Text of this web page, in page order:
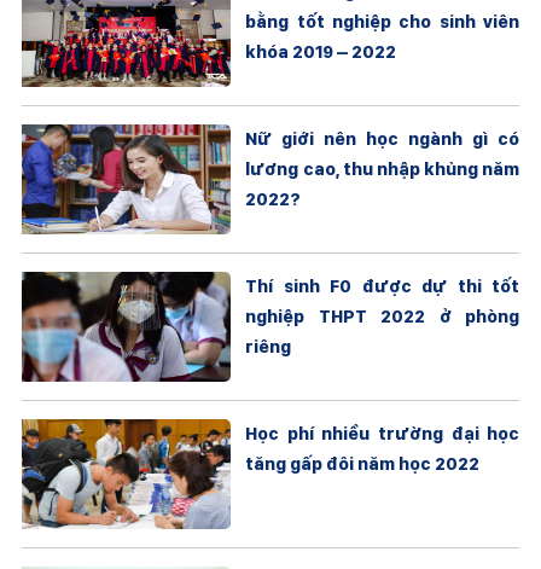
bằng tốt nghiệp cho sinh viên
khóa 2019 – 2022
Nữ giới nên học ngành gì có
lương cao, thu nhập khủng năm
2022?
Thí sinh F0 được dự thi tốt
nghiệp THPT 2022 ở phòng
riêng
Học phí nhiều trường đại học
tăng gấp đôi năm học 2022